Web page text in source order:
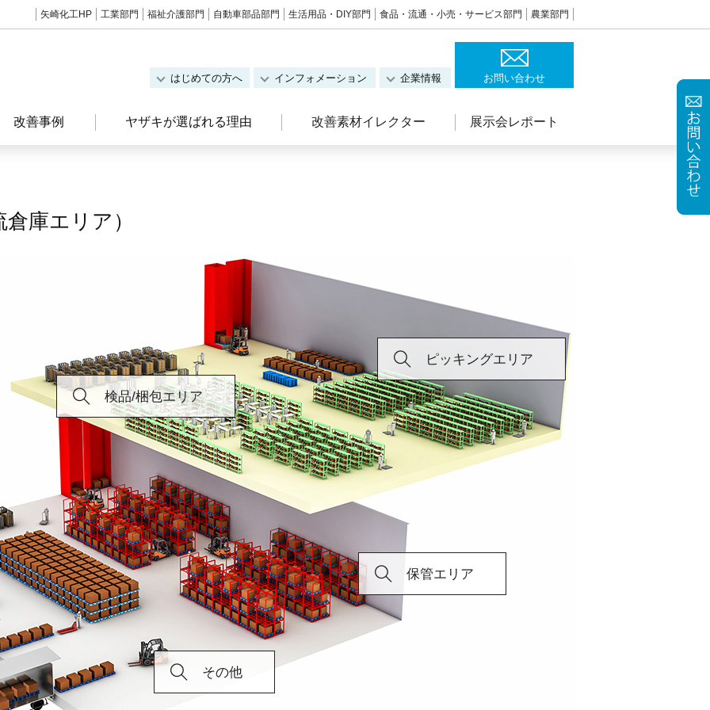
矢崎化工HP 工業部門 福祉介護部門 自動車部品部門 生活用品・DIY部門 食品・流通・小売・サービス部門 農業部門
はじめての方へ インフォメーション 企業情報 お問い合わせ
改善事例 ヤザキが選ばれる理由 改善素材イレクター 展示会レポート
庫エリア）
保管エリア
ピッキングエリア
検品/梱包エリア
その他